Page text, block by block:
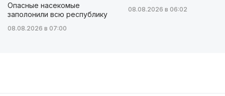
Опасные насекомые
заполонили всю республику
08.08.2026 в 07:00
08.08.2026 в 06:02